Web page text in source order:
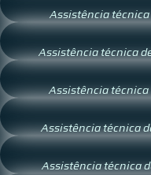
Assistência técnica
Assistência técnica
Assistência técnica
Assistência técnica
Assistência técnica